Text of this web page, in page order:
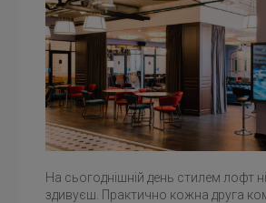
На сьогоднішній день стилем лофт
здивуєш. Практично кожна друга